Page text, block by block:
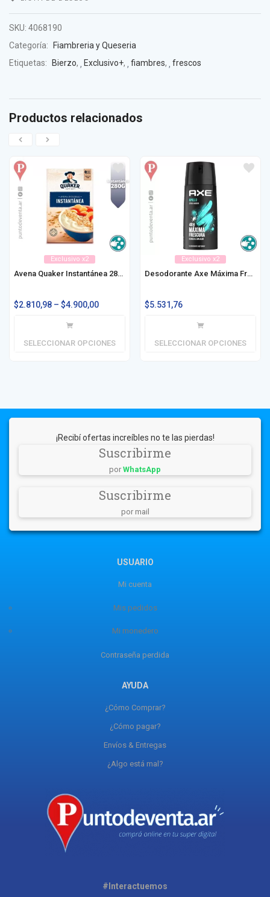
SKU: 4068190
Categoría:
Fiambreria y Queseria
Etiquetas:
Bierzo, Exclusivo+, fiambres, frescos
Productos relacionados
Exclusivo x2
Avena Quaker Instantánea 280g / 380g
$2.810,98 – $4.900,00
SELECCIONAR OPCIONES
Exclusivo x2
Desodorante Axe Máxima Frescura 150ml
$5.531,76
SELECCIONAR OPCIONES
¡Recibí ofertas increíbles no te las pierdas!
Suscribirme
por WhatsApp
Suscribirme
por mail
USUARIO
Mi cuenta
Mis pedidos
Mi monedero
Contraseña perdida
AYUDA
¿Cómo Comprar?
¿Cómo pagar?
Envíos & Entregas
¿Algo está mal?
#Interactuemos